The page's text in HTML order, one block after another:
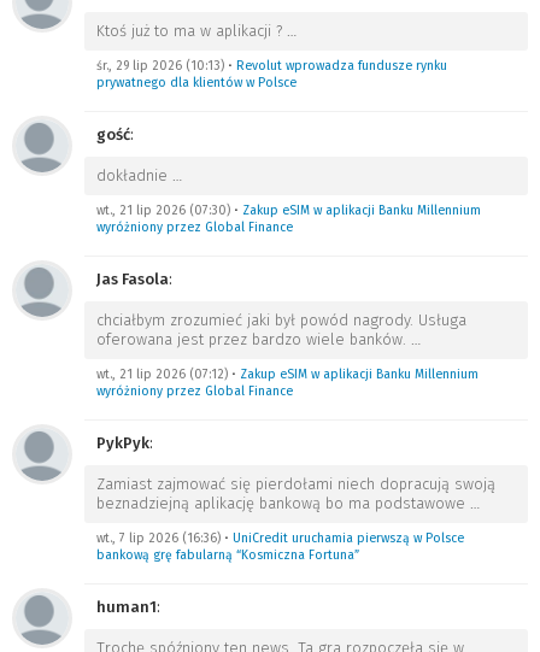
Ktoś już to ma w aplikacji ? …
śr., 29 lip 2026 (10:13) • Revolut wprowadza fundusze rynku
prywatnego dla klientów w Polsce
gość:
dokładnie …
wt., 21 lip 2026 (07:30) • Zakup eSIM w aplikacji Banku Millennium
wyróżniony przez Global Finance
Jas Fasola:
chciałbym zrozumieć jaki był powód nagrody. Usługa
oferowana jest przez bardzo wiele banków. …
wt., 21 lip 2026 (07:12) • Zakup eSIM w aplikacji Banku Millennium
wyróżniony przez Global Finance
PykPyk:
Zamiast zajmować się pierdołami niech dopracują swoją
beznadziejną aplikację bankową bo ma podstawowe …
wt., 7 lip 2026 (16:36) • UniCredit uruchamia pierwszą w Polsce
bankową grę fabularną “Kosmiczna Fortuna”
human1:
Trochę spóźniony ten news. Ta gra rozpoczęła się w